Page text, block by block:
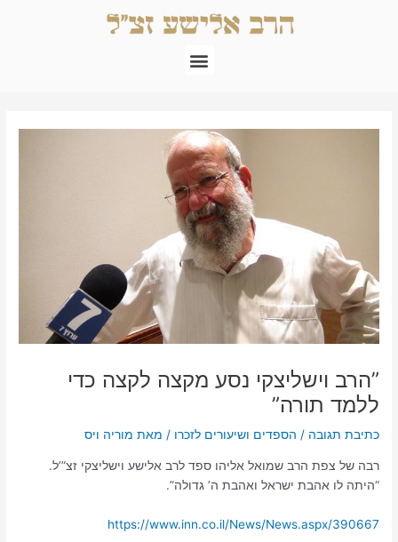
תפריט
”הרב וישליצקי נסע מקצה לקצה כדי
ללמד תורה”
כתיבת תגובה / הספדים ושיעורים לזכרו / מאת
רבה של צפת הרב שמואל אליהו ספד לרב אלישע וישליצקי זצ”’ל.
“היתה לו אהבת ישראל ואהבת ה’ גדולה”.
https://www.inn.co.il/News/News.aspx/390667